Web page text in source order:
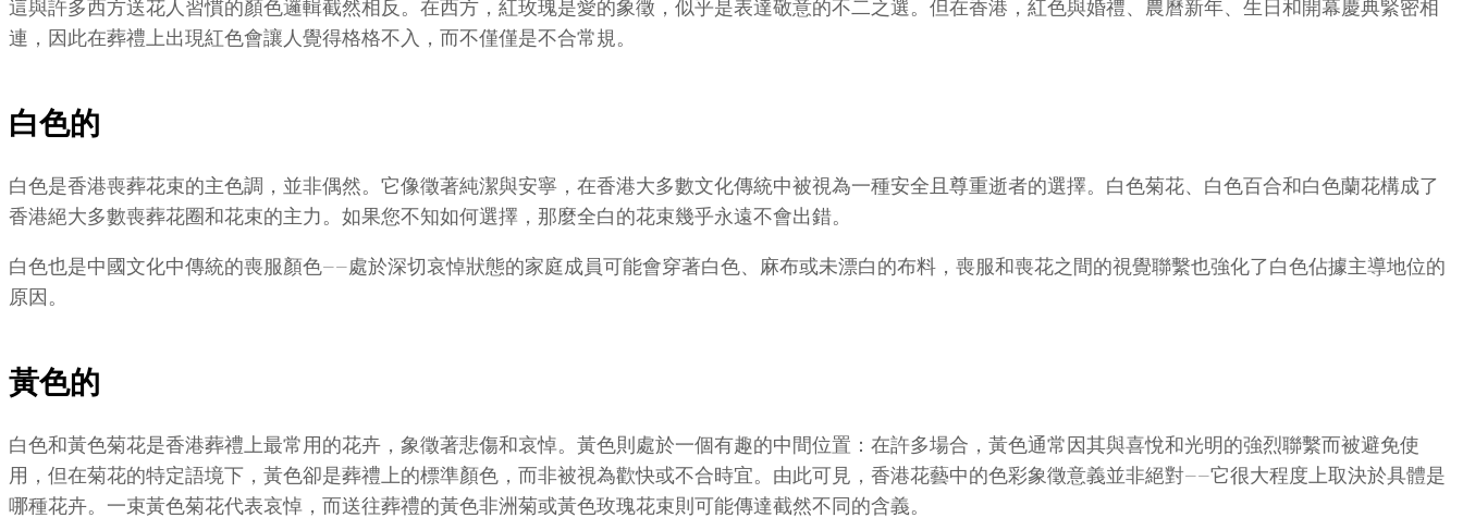
這與許多西方送花人習慣的顏色邏輯截然相反。在西方，紅玫瑰是愛的象徵，似乎是表達敬意的不二之選。但在香港，紅色與婚禮、農曆新年、生日和開幕慶典緊密相
連，因此在葬禮上出現紅色會讓人覺得格格不入，而不僅僅是不合常規。
白色的
白色是香港喪葬花束的主色調，並非偶然。它像徵著純潔與安寧，在香港大多數文化傳統中被視為一種安全且尊重逝者的選擇。白色菊花、白色百合和白色蘭花構成了
香港絕大多數喪葬花圈和花束的主力。如果您不知如何選擇，那麼全白的花束幾乎永遠不會出錯。
白色也是中國文化中傳統的喪服顏色——處於深切哀悼狀態的家庭成員可能會穿著白色、麻布或未漂白的布料，喪服和喪花之間的視覺聯繫也強化了白色佔據主導地位的
原因。
黃色的
白色和黃色菊花是香港葬禮上最常用的花卉，象徵著悲傷和哀悼。黃色則處於一個有趣的中間位置：在許多場合，黃色通常因其與喜悅和光明的強烈聯繫而被避免使
用，但在菊花的特定語境下，黃色卻是葬禮上的標準顏色，而非被視為歡快或不合時宜。由此可見，香港花藝中的色彩象徵意義並非絕對——它很大程度上取決於具體是
哪種花卉。一束黃色菊花代表哀悼，而送往葬禮的黃色非洲菊或黃色玫瑰花束則可能傳達截然不同的含義。